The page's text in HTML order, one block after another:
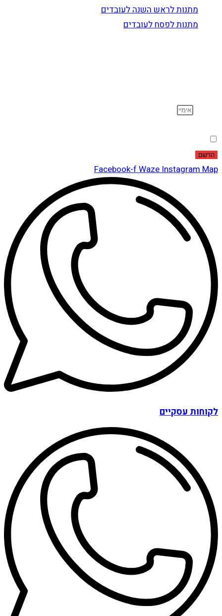
מתנות לראש השנה לעובדים
מתנות לפסח לעובדים
הרשם
Facebook-f Waze Instagram Map
לקוחות עסקיים